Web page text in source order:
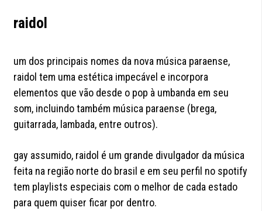
raidol
um dos principais nomes da nova música paraense,
raidol tem uma estética impecável e incorpora
elementos que vão desde o pop à umbanda em seu
som, incluindo também música paraense (brega,
guitarrada, lambada, entre outros).
gay assumido, raidol é um grande divulgador da música
feita na região norte do brasil e em seu perfil no spotify
tem playlists especiais com o melhor de cada estado
para quem quiser ficar por dentro.